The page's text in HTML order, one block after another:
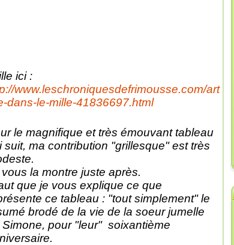
ici :
www.leschroniquesdefrimousse.com/art
dans-le-mille-41836697.html
le magnifique et très émouvant tableau
suit, ma contribution "grillesque" est très
la montre juste après.
que je vous explique ce que
ce tableau : "tout simplement" le
brodé de la vie de la soeur jumelle
Simone, pour "leur" soixantième